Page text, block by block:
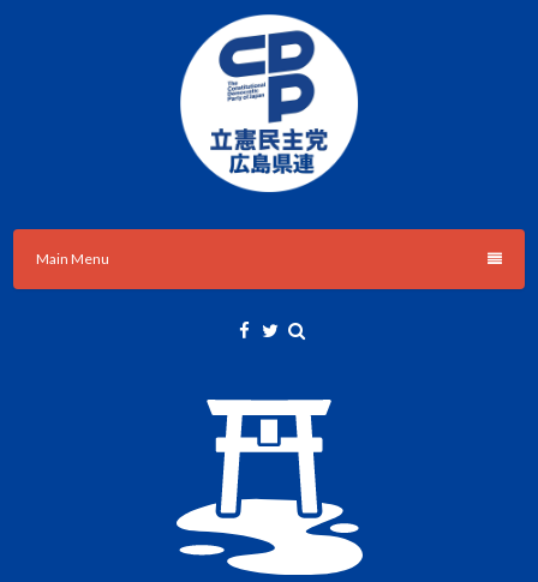
立憲民主党広島県総支部連合会
Main Menu